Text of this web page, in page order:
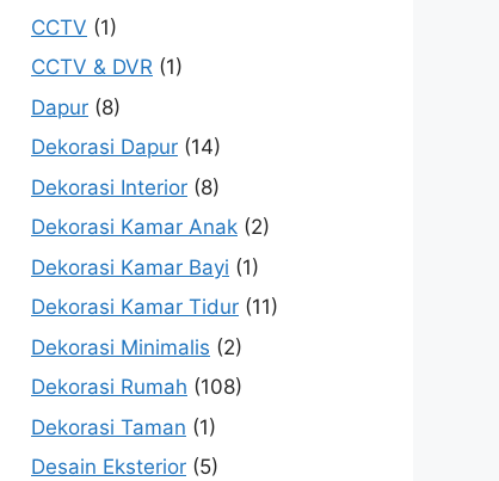
CCTV (1)
CCTV & DVR (1)
Dapur (8)
Dekorasi Dapur (14)
Dekorasi Interior (8)
Dekorasi Kamar Anak (2)
Dekorasi Kamar Bayi (1)
Dekorasi Kamar Tidur (11)
Dekorasi Minimalis (2)
Dekorasi Rumah (108)
Dekorasi Taman (1)
Desain Eksterior (5)